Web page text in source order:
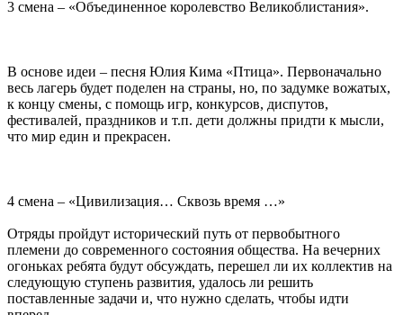
3 смена – «Объединенное королевство Великоблистания».
В основе идеи – песня Юлия Кима «Птица». Первоначально
весь лагерь будет поделен на страны, но, по задумке вожатых,
к концу смены, с помощь игр, конкурсов, диспутов,
фестивалей, праздников и т.п. дети должны придти к мысли,
что мир един и прекрасен.
4 смена – «Цивилизация… Сквозь время …»
Отряды пройдут исторический путь от первобытного
племени до современного состояния общества. На вечерних
огоньках ребята будут обсуждать, перешел ли их коллектив на
следующую ступень развития, удалось ли решить
поставленные задачи и, что нужно сделать, чтобы идти